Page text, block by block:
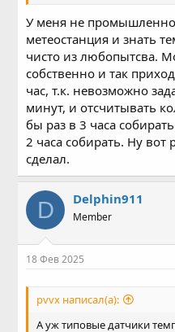
У меня не
метеостанция и знать
чисто из любопытсва.
собственно и так
час, т.к. невозможно
минут, и отсчитывать
бы раз в 3 часа
2 часа собирать. Ну вот
сделал.
D Delphin911
Member
18 Фев 2025
pvvx написал(а):
А уж типовые датчики